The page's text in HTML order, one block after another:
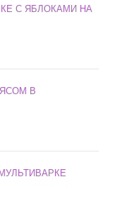
С ЯБЛОКАМИ НА
В